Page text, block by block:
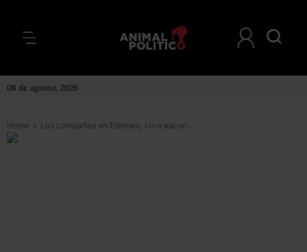
08 de agosto, 2026
Home > Las campañas en Edomex, <i>a escondidas</i>: Encinas